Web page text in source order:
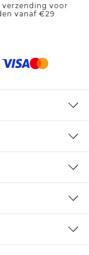
verzending voor
vanaf €29